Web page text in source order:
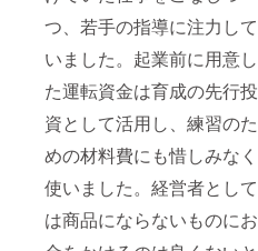
つ、若手の指導に注力して
いました。起業前に用意し
た運転資金は育成の先行投
資として活用し、練習のた
めの材料費にも惜しみなく
使いました。経営者として
は商品にならないものにお